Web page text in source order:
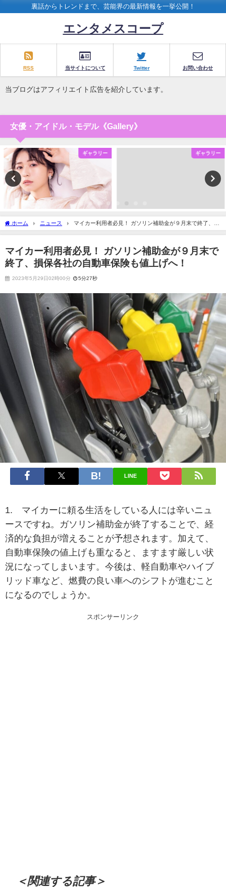
裏話からトレンドまで、芸能界の最新情報を一挙公開！
エンタメスコープ
RSS 当サイトについて Twitter お問い合わせ
当ブログはアフィリエイト広告を紹介しています。
女優・アイドル・モデル《Gallery》
ギャラリー ギャラリー
ホーム ニュース
マイカー利用者必見！ ガソリン補助金が９月末で終了、損
保各社の自動車保険も値上げへ！
マイカー利用者必見！ ガソリン補助金が９月末で
終了、損保各社の自動車保険も値上げへ！
2023年5月29日02時00分 5分27秒
LINE
1. マイカーに頼る生活をしている人には辛いニュ
ースですね。ガソリン補助金が終了することで、経
済的な負担が増えることが予想されます。加えて、
自動車保険の値上げも重なると、ますます厳しい状
況になってしまいます。今後は、軽自動車やハイブ
リッド車など、燃費の良い車へのシフトが進むこと
になるのでしょうか。
スポンサーリンク
＜関連する記事＞